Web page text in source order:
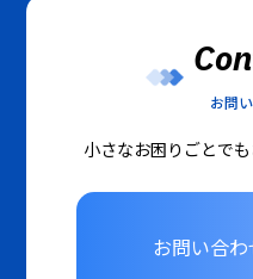
お問
小さなお困りごとで
お問い合